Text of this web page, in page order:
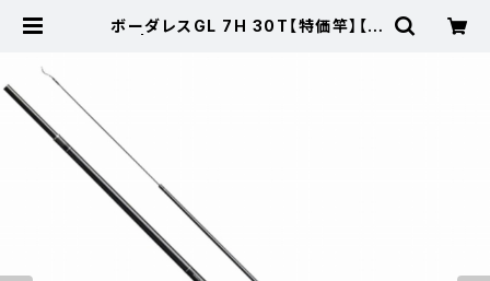
ボーダレスGL 7H 30T【特価竿】【3